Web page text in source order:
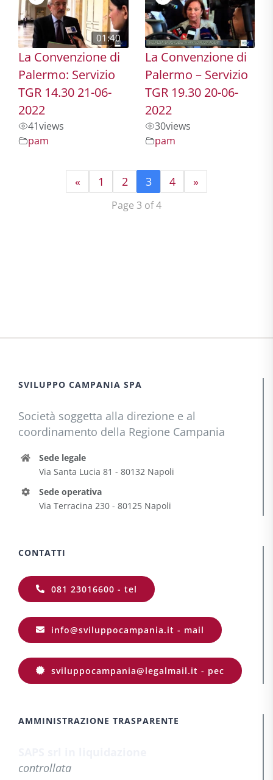
01:40
La Convenzione di
Palermo: Servizio
TGR 14.30 21-06-
2022
41views
pam
La Convenzione di
Palermo – Servizio
TGR 19.30 20-06-
2022
30views
pam
« 1 2 3 4 »
Page 3 of 4
SVILUPPO CAMPANIA SPA
Società soggetta alla direzione e al
coordinamento della Regione Campania
Sede legale
Via Santa Lucia 81 - 80132 Napoli
Sede operativa
Via Terracina 230 - 80125 Napoli
CONTATTI
081 23016600 - tel
info@sviluppocampania.it - mail
sviluppocampania@legalmail.it - pec
AMMINISTRAZIONE TRASPARENTE
controllata